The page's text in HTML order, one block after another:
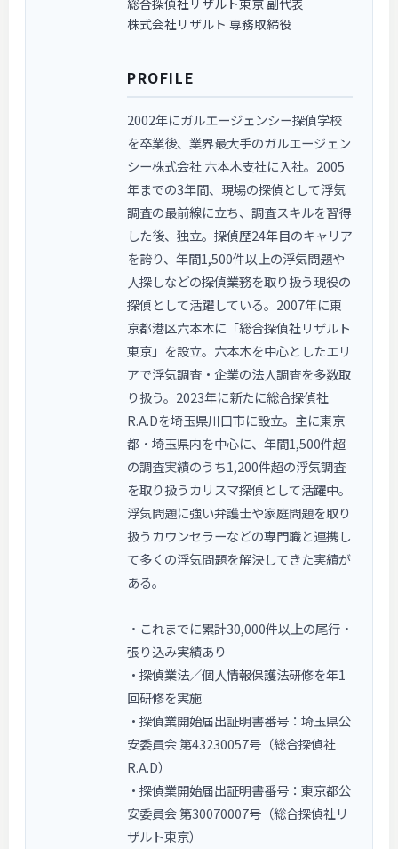
総合探偵社リザルト東京 副代表
株式会社リザルト 専務取締役
PROFILE
2002年にガルエージェンシー探偵学校
を卒業後、業界最大手のガルエージェン
シー株式会社 六本木支社に入社。2005
年までの3年間、現場の探偵として浮気
調査の最前線に立ち、調査スキルを習得
した後、独立。探偵歴24年目のキャリア
を誇り、年間1,500件以上の浮気問題や
人探しなどの探偵業務を取り扱う現役の
探偵として活躍している。2007年に東
京都港区六本木に「総合探偵社リザルト
東京」を設立。六本木を中心としたエリ
アで浮気調査・企業の法人調査を多数取
り扱う。2023年に新たに総合探偵社
R.A.Dを埼玉県川口市に設立。主に東京
都・埼玉県内を中心に、年間1,500件超
の調査実績のうち1,200件超の浮気調査
を取り扱うカリスマ探偵として活躍中。
浮気問題に強い弁護士や家庭問題を取り
扱うカウンセラーなどの専門職と連携し
て多くの浮気問題を解決してきた実績が
ある。
・これまでに累計30,000件以上の尾行・
張り込み実績あり
・探偵業法／個人情報保護法研修を年1
回研修を実施
・探偵業開始届出証明書番号：埼玉県公
安委員会 第43230057号（総合探偵社
R.A.D）
・探偵業開始届出証明書番号：東京都公
安委員会 第30070007号（総合探偵社リ
ザルト東京）